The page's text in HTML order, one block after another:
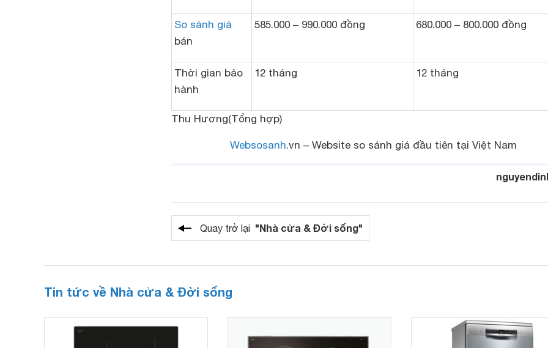
So sánh giá
bán
585.000 – 990.000 đồng 680.000 – 800.000 đồng
Thời gian bảo
hành
12 tháng 12 tháng
Thu Hương(Tổng hợp)
Websosanh.vn – Website so sánh giá đầu tiên tại Việt Nam
Quay trở lại "Nhà cửa & Đời sống"
Tin tức về Nhà cửa & Đời sống